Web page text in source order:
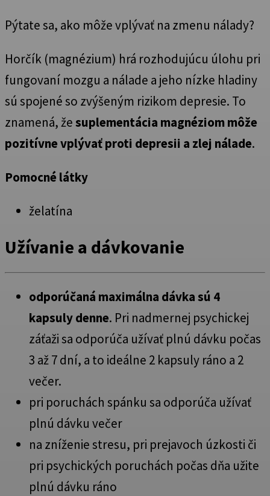
Pýtate sa, ako môže vplývať na zmenu nálady?
Horčík (magnézium) hrá rozhodujúcu úlohu pri
fungovaní mozgu a nálade a jeho nízke hladiny
sú spojené so zvýšeným rizikom depresie. To
znamená, žesuplementácia magnéziom môže
pozitívne vplývať proti depresii a zlej nálade.
Pomocné látky
želatína
Užívanie a dávkovanie
odporúčaná maximálna dávka sú 4
kapsuly denne. Pri nadmernej psychickej
záťaži sa odporúča užívať plnú dávku počas
3 až 7 dní, a to ideálne 2 kapsuly ráno a 2
večer.
pri poruchách spánku sa odporúča užívať
plnú dávku večer
na zníženie stresu, pri prejavoch úzkosti či
pri psychických poruchách počas dňa užite
plnú dávku ráno